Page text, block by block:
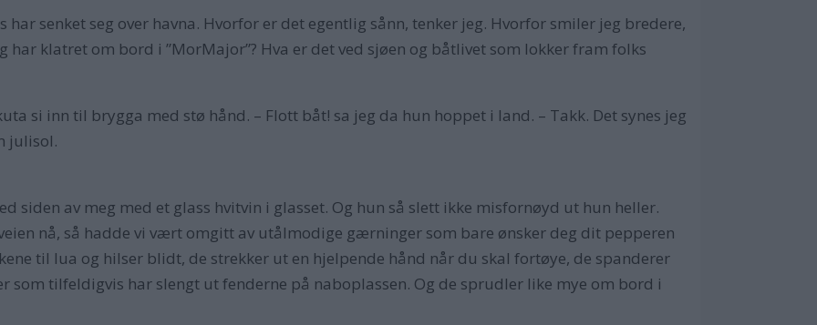
senket seg over havna. Hvorfor er det egentlig sånn, tenker jeg. Hvorfor smiler jeg bredere,
har klatret om bord i ”MorMajor”? Hva er det ved sjøen og båtlivet som lokker fram folks
si inn til brygga med stø hånd. – Flott båt! sa jeg da hun hoppet i land. – Takk. Det synes jeg
julisol.
siden av meg med et glass hvitvin i glasset. Og hun så slett ikke misfornøyd ut hun heller.
nå, så hadde vi vært omgitt av utålmodige gærninger som bare ønsker deg dit pepperen
til lua og hilser blidt, de strekker ut en hjelpende hånd når du skal fortøye, de spanderer
som tilfeldigvis har slengt ut fenderne på naboplassen. Og de sprudler like mye om bord i